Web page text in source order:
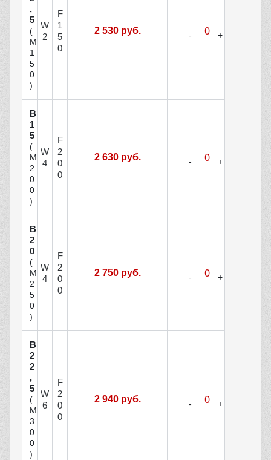
,
5
(
М
1
5
0
)
W
2
F
1
5
0
2 530 руб.
В
1
5
(
М
2
0
0
)
W
4
F
2
0
0
2 630 руб.
В
2
0
(
М
2
5
0
)
W
4
F
2
0
0
2 750 руб.
В
2
2
,
5
(
М
3
0
0
)
W
6
F
2
0
0
2 940 руб.